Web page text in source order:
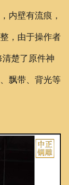
内壁有流痕，
，由于操作者
楚了原件神
飘带、背光等